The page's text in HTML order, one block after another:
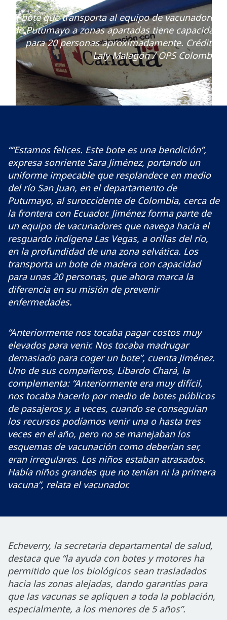
El bote que transporta al equipo de vacunadores
de Putumayo a zonas apartadas tiene capacidad
para 20 personas aproximadamente. Crédito:
Laly Malagón / OPS Colombia
““Estamos felices. Este bote es una bendición”,
expresa sonriente Sara Jiménez, portando un
uniforme impecable que resplandece en medio
del río San Juan, en el departamento de
Putumayo, al suroccidente de Colombia, cerca de
la frontera con Ecuador. Jiménez forma parte de
un equipo de vacunadores que navega hacia el
resguardo indígena Las Vegas, a orillas del río,
en la profundidad de una zona selvática. Los
transporta un bote de madera con capacidad
para unas 20 personas, que ahora marca la
diferencia en su misión de prevenir
enfermedades.
“Anteriormente nos tocaba pagar costos muy
elevados para venir. Nos tocaba madrugar
demasiado para coger un bote”, cuenta Jiménez.
Uno de sus compañeros, Libardo Chará, la
complementa: “Anteriormente era muy difícil,
nos tocaba hacerlo por medio de botes públicos
de pasajeros y, a veces, cuando se conseguían
los recursos podíamos venir una o hasta tres
veces en el año, pero no se manejaban los
esquemas de vacunación como deberían ser,
eran irregulares. Los niños estaban atrasados.
Había niños grandes que no tenían ni la primera
vacuna”, relata el vacunador.
Echeverry, la secretaria departamental de salud,
destaca que “la ayuda con botes y motores ha
permitido que los biológicos sean trasladados
hacia las zonas alejadas, dando garantías para
que las vacunas se apliquen a toda la población,
especialmente, a los menores de 5 años”.